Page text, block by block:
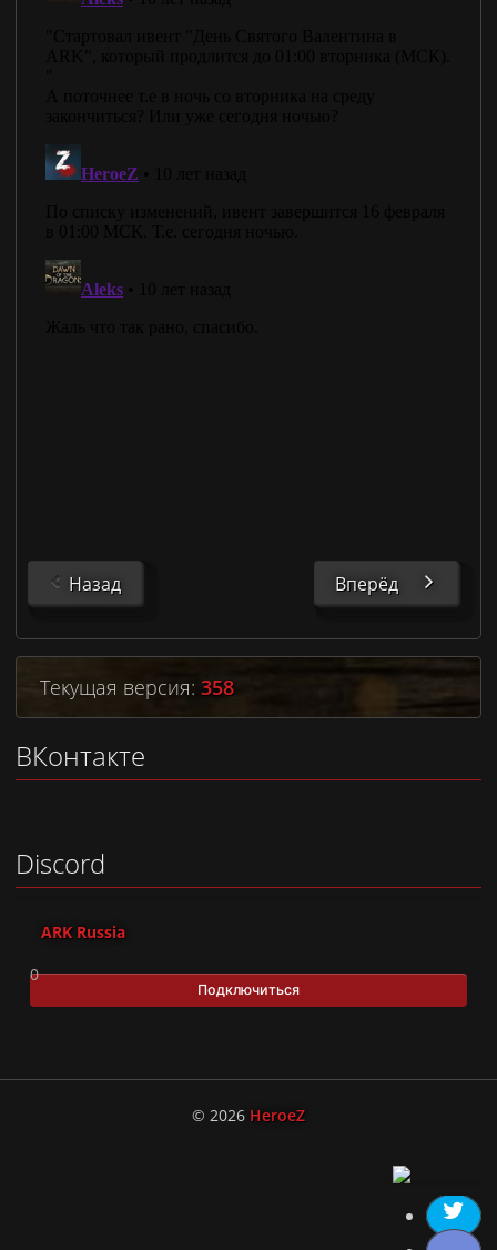
Назад Вперёд
Текущая версия: 358
ВКонтакте
Discord
ARK Russia
0
Подключиться
© 2026 HeroeZ